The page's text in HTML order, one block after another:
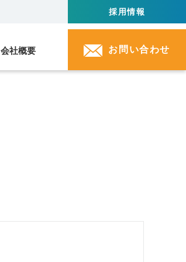
会社概要
採用情報
お問い合わせ